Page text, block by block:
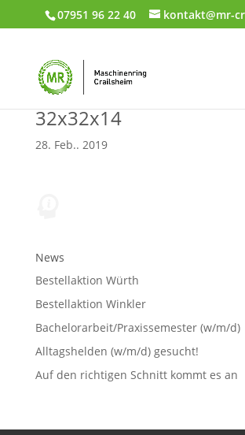
07951 96 22 40 kontakt@mr-
32x32x14
28. Feb.. 2019
News
Bestellaktion Würth
Bestellaktion Winkler
Bachelorarbeit/Praxissemester (w/m/d)
Alltagshelden (w/m/d) gesucht!
Auf den richtigen Schnitt kommt es an